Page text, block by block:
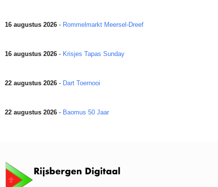
16 augustus 2026 - Rommelmarkt Meersel-Dreef
16 augustus 2026 - Krisjes Tapas Sunday
22 augustus 2026 - Dart Toernooi
22 augustus 2026 - Baomus 50 Jaar